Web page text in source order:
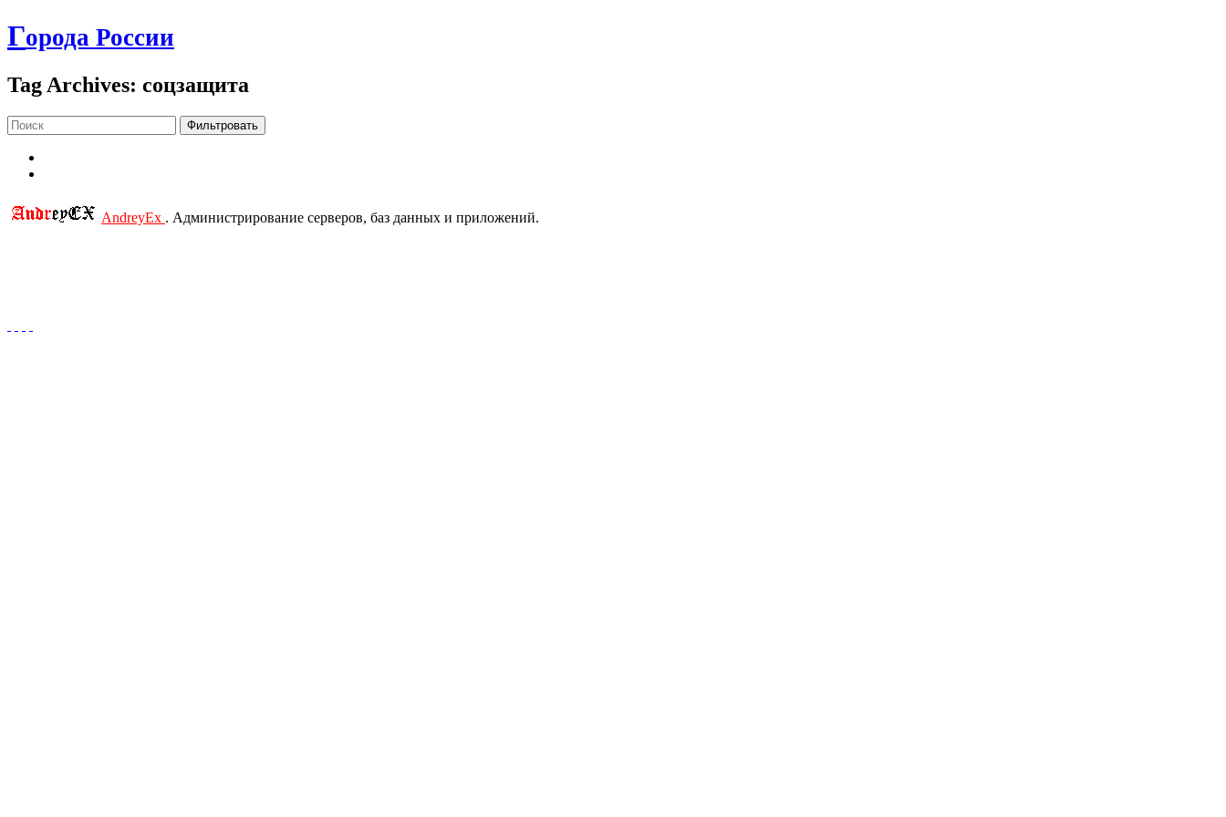
Города России
Tag Archives: соцзащита
Фильтровать
AndreyEx . Администрирование серверов, баз данных и приложений.